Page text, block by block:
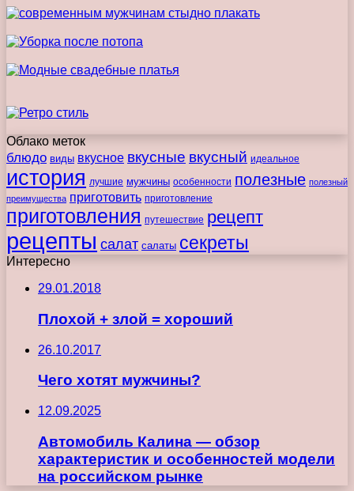
Облако меток
блюдо виды вкусное вкусные вкусный идеальное
история лучшие мужчины особенности полезные полезный
преимущества приготовить приготовление
приготовления путешествие рецепт
рецепты салат салаты секреты
Интересно
29.01.2018
Плохой + злой = хороший
26.10.2017
Чего хотят мужчины?
12.09.2025
Автомобиль Калина — обзор
характеристик и особенностей модели
на российском рынке